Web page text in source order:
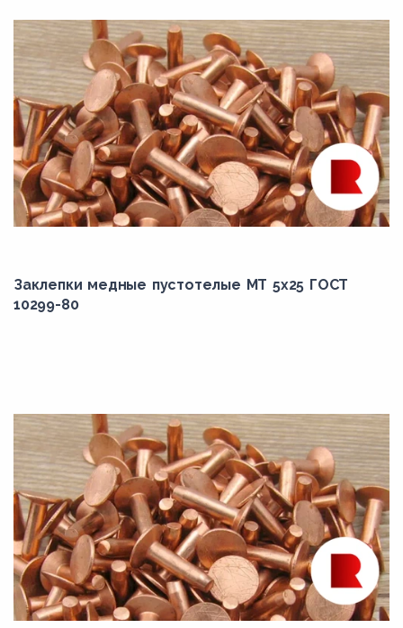
Заклепки медные пустотелые МТ 5х25 ГОСТ
10299-80